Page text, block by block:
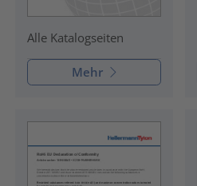
Alle Katalogseiten
Mehr